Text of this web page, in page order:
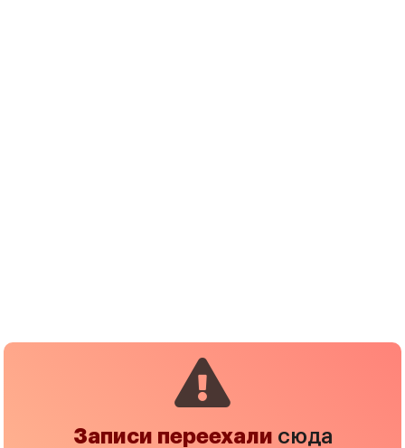
Записи переехали сюда